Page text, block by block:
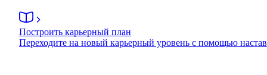
Построить карьерный план
Переходите на новый карьерный уровень с помощью